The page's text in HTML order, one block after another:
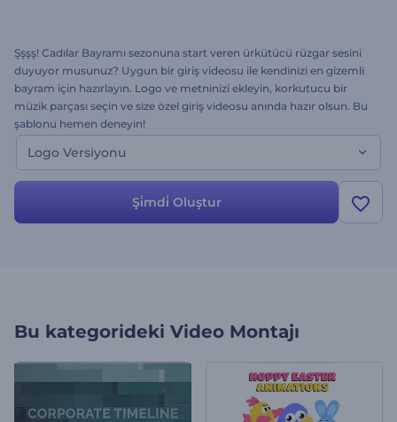
Şşşş! Cadılar Bayramı sezonuna start veren ürkütücü rüzgar sesini
duyuyor musunuz? Uygun bir giriş videosu ile kendinizi en gizemli
bayram için hazırlayın. Logo ve metninizi ekleyin, korkutucu bir
müzik parçası seçin ve size özel giriş videosu anında hazır olsun. Bu
şablonu hemen deneyin!
Logo Versiyonu
Şi̇mdi̇ Oluştur
Bu kategorideki Video Montajı